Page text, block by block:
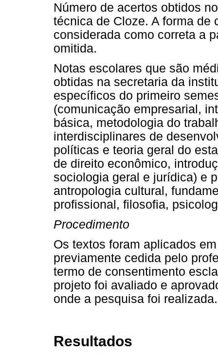
Número de acertos obtidos
técnica de Cloze. A forma de
considerada como correta a
omitida.
Notas escolares que são
obtidas na secretaria da
específicos do primeiro
(comunicação empresarial,
básica, metodologia do
interdisciplinares de
políticas e teoria geral do
de direito econômico,
sociologia geral e jurídica) e
antropologia cultural,
profissional, filosofia,
Procedimento
Os textos foram aplicados
previamente cedida pelo
termo de consentimento
projeto foi avaliado e
onde a pesquisa foi realizada.
Resultados